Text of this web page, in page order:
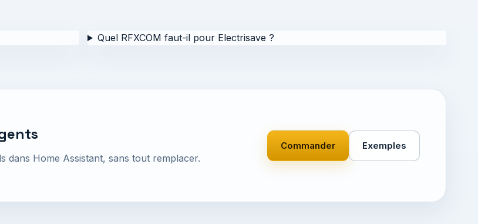
Quel RFXCOM faut-il pour Electrisave ?
dans Home Assistant, sans tout remplacer.
Commander Exemples